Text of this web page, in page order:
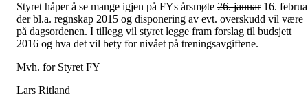
Styret håper å se mange igjen på FYs årsmøte 26. januar16.
der bl.a. regnskap 2015 og disponering av evt. overskudd vil være
på dagsordenen. I tillegg vil styret legge fram forslag til budsjett
2016 og hva det vil bety for nivået på treningsavgiftene.
Mvh. for Styret FY
Lars Ritland